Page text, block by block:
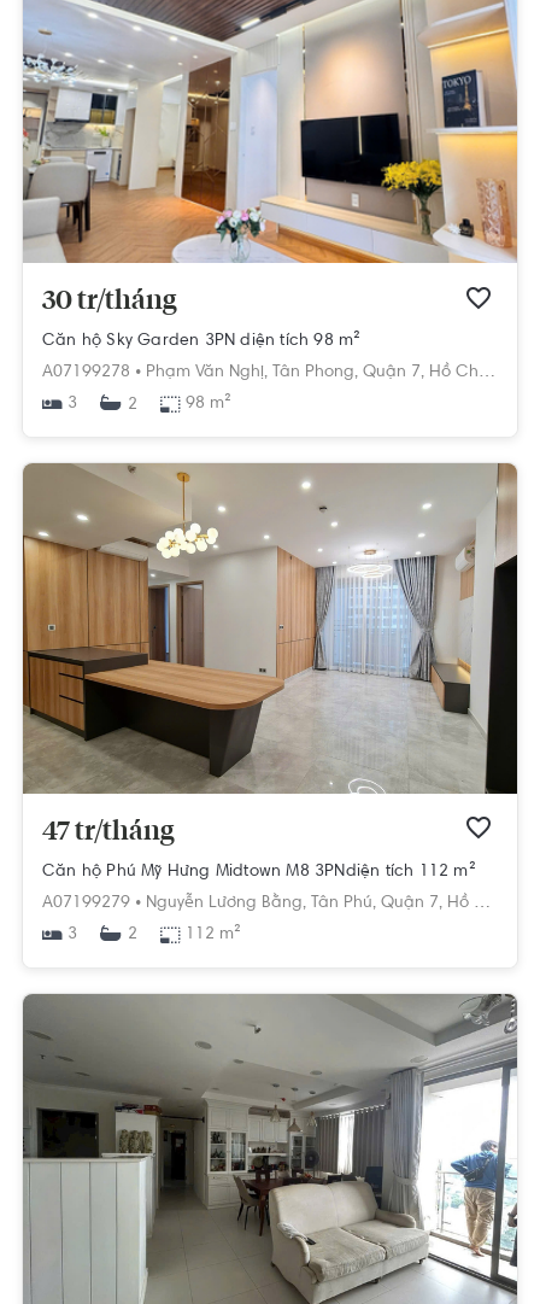
30 tr/tháng
Căn hộ Sky Garden 3PN diện tích 98 m²
A07199278 • Phạm Văn Nghị, Tân Phong, Quận 7, Hồ Chí Minh
3
2 98 m²
47 tr/tháng
Căn hộ Phú Mỹ Hưng Midtown M8 3PNdiện tích 112 m²
A07199279 • Nguyễn Lương Bằng, Tân Phú, Quận 7, Hồ Chí Minh
3
2 112 m²